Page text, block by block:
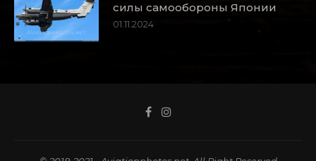
силы самообороны Японии
01.11.2024